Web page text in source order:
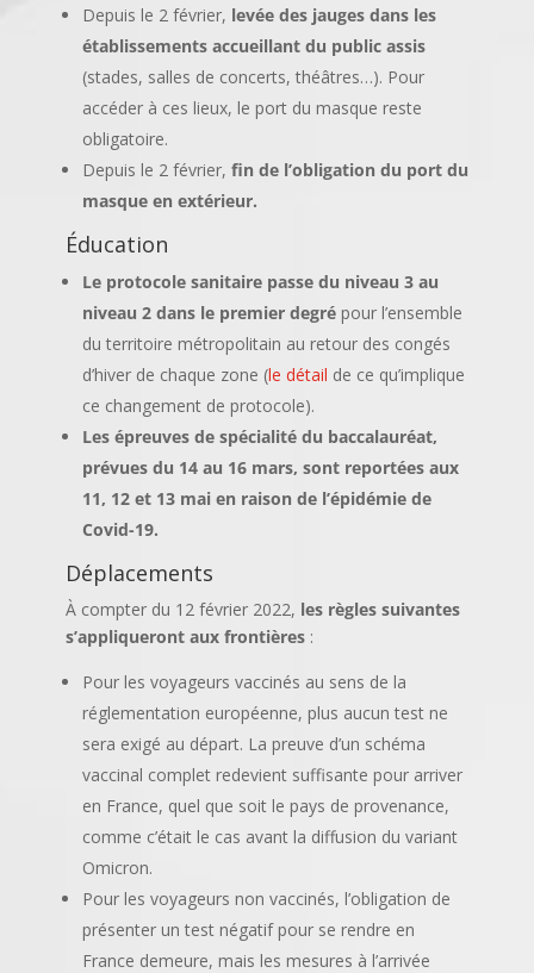
Depuis le 2 février, levée des jauges dans les
établissements accueillant du public assis
(stades, salles de concerts, théâtres…). Pour
accéder à ces lieux, le port du masque reste
obligatoire.
Depuis le 2 février, fin de l’obligation du port du
masque en extérieur.
Éducation
Le protocole sanitaire passe du niveau 3 au
niveau 2 dans le premier degré pour l’ensemble
du territoire métropolitain au retour des congés
d’hiver de chaque zone (le détail de ce qu’implique
ce changement de protocole).
Les épreuves de spécialité du baccalauréat,
prévues du 14 au 16 mars, sont reportées aux
11, 12 et 13 mai en raison de l’épidémie de
Covid-19.
Déplacements
À compter du 12 février 2022, les règles suivantes
s’appliqueront aux frontières:
Pour les voyageurs vaccinés au sens de la
réglementation européenne, plus aucun test ne
sera exigé au départ. La preuve d’un schéma
vaccinal complet redevient suffisante pour arriver
en France, quel que soit le pays de provenance,
comme c’était le cas avant la diffusion du variant
Omicron.
Pour les voyageurs non vaccinés, l’obligation de
présenter un test négatif pour se rendre en
France demeure, mais les mesures à l’arrivée